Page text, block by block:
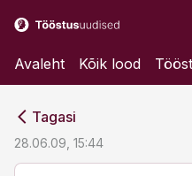
Avaleht Kõik lood
Tagasi
28.06.09, 15:44